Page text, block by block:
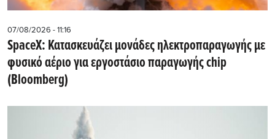
07/08/2026 - 11:16
SpaceX: Κατασκευάζει μονάδες ηλεκτροπαραγωγής με
φυσικό αέριο για εργοστάσιο παραγωγής chip
(Bloomberg)